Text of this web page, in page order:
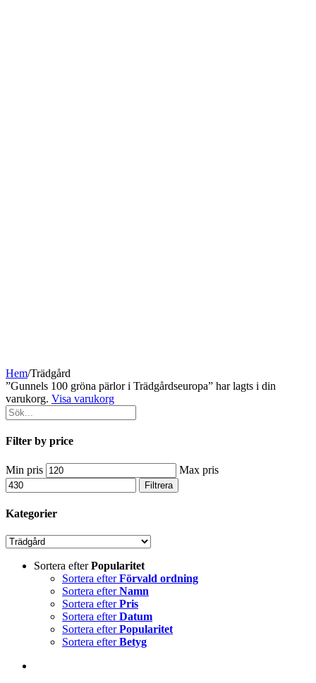
Hem/Trädgård
”Gunnels 100 gröna pärlor i Trädgårdseuropa” har lagts i din
varukorg. Visa varukorg
Filter by price
Min pris Max pris
Filtrera
Kategorier
Sortera efterPopularitet
Sortera efterFörvald ordning
Sortera efterNamn
Sortera efterPris
Sortera efterDatum
Sortera efterPopularitet
Sortera efterBetyg